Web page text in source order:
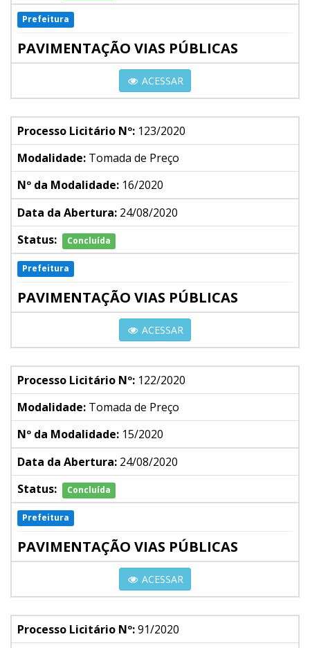
Prefeitura
PAVIMENTAÇÃO VIAS PÚBLICAS
ACESSAR
Processo Licitário Nº: 123/2020
Modalidade: Tomada de Preço
Nº da Modalidade: 16/2020
Data da Abertura: 24/08/2020
Status:
Concluída
Prefeitura
PAVIMENTAÇÃO VIAS PÚBLICAS
ACESSAR
Processo Licitário Nº: 122/2020
Modalidade: Tomada de Preço
Nº da Modalidade: 15/2020
Data da Abertura: 24/08/2020
Status:
Concluída
Prefeitura
PAVIMENTAÇÃO VIAS PÚBLICAS
ACESSAR
Processo Licitário Nº:91/2020